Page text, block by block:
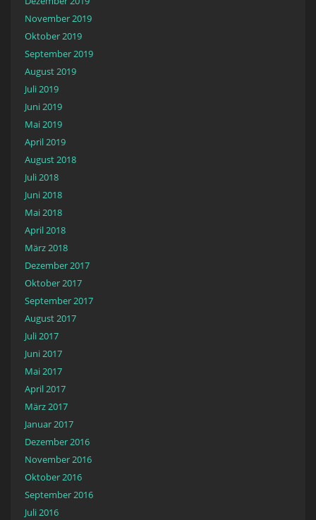
November 2019
Oktober 2019
September 2019
August 2019
Juli 2019
Juni 2019
Mai 2019
April 2019
August 2018
Juli 2018
Juni 2018
Mai 2018
April 2018
März 2018
Dezember 2017
Oktober 2017
September 2017
August 2017
Juli 2017
Juni 2017
Mai 2017
April 2017
März 2017
Januar 2017
Dezember 2016
November 2016
Oktober 2016
September 2016
Juli 2016